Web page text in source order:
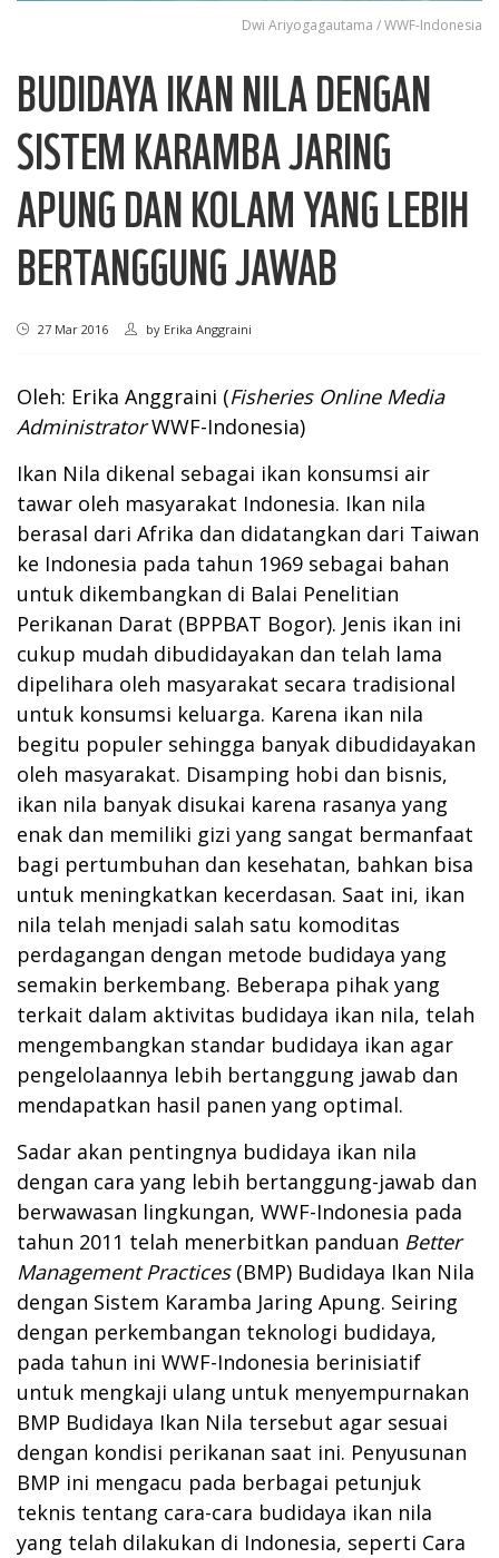
Dwi Ariyogagautama / WWF-Indonesia
BUDIDAYA IKAN NILA DENGAN
SISTEM KARAMBA JARING
APUNG DAN KOLAM YANG LEBIH
BERTANGGUNG JAWAB
27 Mar 2016 by Erika Anggraini
Oleh: Erika Anggraini (Fisheries Online Media
AdministratorWWF-Indonesia)
Ikan Nila dikenal sebagai ikan konsumsi air
tawar oleh masyarakat Indonesia. Ikan nila
berasal dari Afrika dan didatangkan dari Taiwan
ke Indonesia pada tahun 1969 sebagai bahan
untuk dikembangkan di Balai Penelitian
Perikanan Darat (BPPBAT Bogor). Jenis ikan ini
cukup mudah dibudidayakan dan telah lama
dipelihara oleh masyarakat secara tradisional
untuk konsumsi keluarga. Karena ikan nila
begitu populer sehingga banyak dibudidayakan
oleh masyarakat. Disamping hobi dan bisnis,
ikan nila banyak disukai karena rasanya yang
enak dan memiliki gizi yang sangat bermanfaat
bagi pertumbuhan dan kesehatan, bahkan bisa
untuk meningkatkan kecerdasan. Saat ini, ikan
nila telah menjadi salah satu komoditas
perdagangan dengan metode budidaya yang
semakin berkembang. Beberapa pihak yang
terkait dalam aktivitas budidaya ikan nila, telah
mengembangkan standar budidaya ikan agar
pengelolaannya lebih bertanggung jawab dan
mendapatkan hasil panen yang optimal.
Sadar akan pentingnya budidaya ikan nila
dengan cara yang lebih bertanggung-jawab dan
berwawasan lingkungan, WWF-Indonesia pada
tahun 2011 telah menerbitkan panduan Better
Management Practices(BMP) Budidaya Ikan Nila
dengan Sistem Karamba Jaring Apung. Seiring
dengan perkembangan teknologi budidaya,
pada tahun ini WWF-Indonesia berinisiatif
untuk mengkaji ulang untuk menyempurnakan
BMP Budidaya Ikan Nila tersebut agar sesuai
dengan kondisi perikanan saat ini. Penyusunan
BMP ini mengacu pada berbagai petunjuk
teknis tentang cara-cara budidaya ikan nila
yang telah dilakukan di Indonesia, seperti Cara